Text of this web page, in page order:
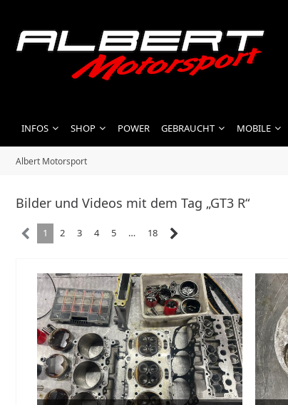
INFOS SHOP POWER GEBRAUCHT MOBILE
Albert Motorsport
Bilder und Videos mit dem Tag „GT3 R“
1 2 3 4 5 … 18